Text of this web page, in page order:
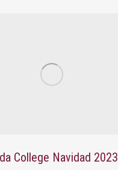
College Navidad 2023